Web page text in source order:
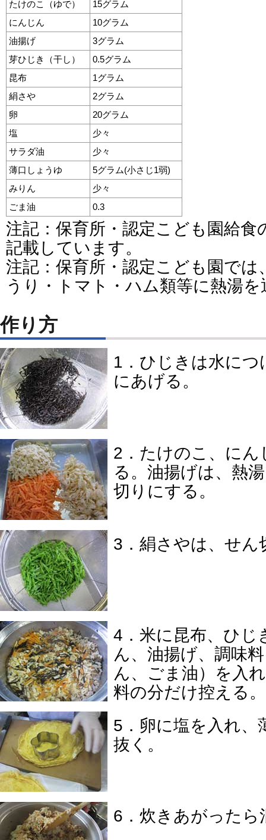
たけのこ（ゆで）
15グラム
にんじん
10グラム
油揚げ
3グラム
芽ひじき（干し）
0.5グラム
昆布
1グラム
絹さや
2グラム
卵
20グラム
塩
少々
サラダ油
少々
薄口しょうゆ
5グラム(小さじ1弱)
みりん
少々
ごま油
0.3
注記：保育所・認定こども園給食
記載しています。
注記：保育所・認定こども園では
うり・トマト・ハム類等に熱湯
作り方
1．ひじきは水に
にあげる。
2．たけのこ、に
る。油揚げは、熱
切りにする。
3．絹さやは、せ
4．米に昆布、ひじ
ん、油揚げ、調味
ん、ごま油）を入
料の分だけ控える。
5．卵に塩を入れ、
抜く。
6．炊きあがったら